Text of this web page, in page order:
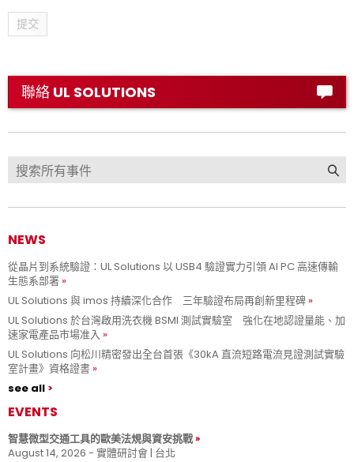
提交
聯絡 UL SOLUTIONS
NEWS
從晶片到系統驗證：UL Solutions 以 USB4 驗證實力引領 AI PC 高速傳輸
生態系部署
UL Solutions 與 imos 持續深化合作 三年驗證布局再創新里程碑
UL Solutions 於台灣啟用洗衣機 BSMI 測試實驗室 強化在地認證量能、加
速家電產品市場准入
UL Solutions 向松川精密發出全台首張《30kA 直流短路電流見證測試實驗
室計畫》資格證書
see all
EVENTS
智慧微型交通工具的歐美法規與資安挑戰
August 14, 2026 - 實體研討會 | 台北